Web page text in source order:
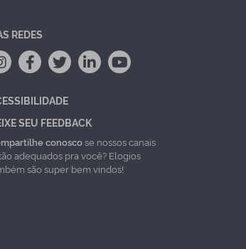
REDES
SEU FEEDBACK
conoscose nossos canais
adequados pra você? Elogios
são super bem vindos!